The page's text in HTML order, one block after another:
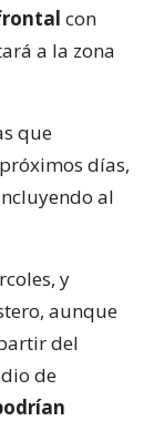
con
a la zona
que
días,
al
y
aunque
del
de